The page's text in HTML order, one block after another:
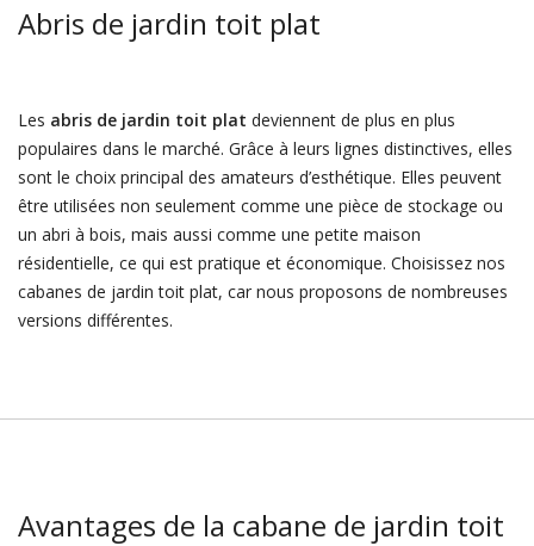
Abris de jardin toit plat
Les abris de jardin toit plat deviennent de plus en plus
populaires dans le marché. Grâce à leurs lignes distinctives, elles
sont le choix principal des amateurs d’esthétique. Elles peuvent
être utilisées non seulement comme une pièce de stockage ou
un abri à bois, mais aussi comme une petite maison
résidentielle, ce qui est pratique et économique. Choisissez nos
cabanes de jardin toit plat, car nous proposons de nombreuses
versions différentes.
Avantages de la cabane de jardin toit